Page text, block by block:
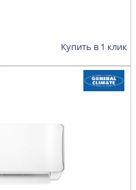
Купить в 1 клик